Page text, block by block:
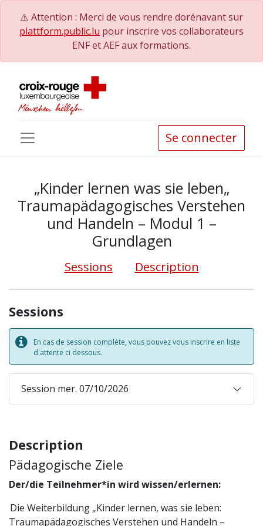
⚠️ Attention : Merci de vous rendre dorénavant sur
plattform.public.lu pour inscrire vos collaborateurs
ENF et AEF aux formations.
Se connecter
„Kinder lernen was sie leben„
Traumapädagogisches Verstehen
und Handeln – Modul 1 –
Grundlagen
Sessions Description
Sessions
En cas de session complète, vous pouvez vous inscrire en liste
d'attente ci dessous.
Session mer. 07/10/2026
Description
Pädagogische Ziele
Der/die Teilnehmer*in wird wissen/erlernen:
Die Weiterbildung „Kinder lernen, was sie leben:
Traumapädagogisches Verstehen und Handeln –